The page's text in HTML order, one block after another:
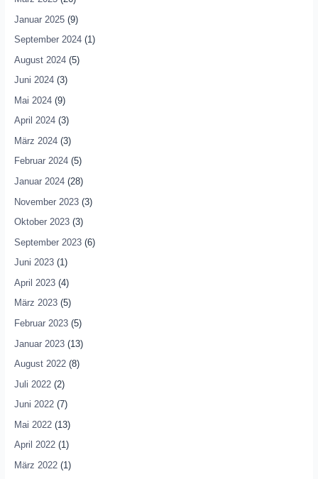
Januar 2025(9)
September 2024(1)
August 2024(5)
Juni 2024(3)
Mai 2024(9)
April 2024(3)
März 2024(3)
Februar 2024(5)
Januar 2024(28)
November 2023(3)
Oktober 2023(3)
September 2023(6)
Juni 2023(1)
April 2023(4)
März 2023(5)
Februar 2023(5)
Januar 2023(13)
August 2022(8)
Juli 2022(2)
Juni 2022(7)
Mai 2022(13)
April 2022(1)
März 2022(1)